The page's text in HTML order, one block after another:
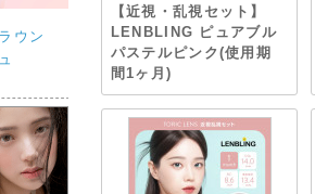
ウン
【近視・乱視セット】
LENBLING ピュアブル
パステルピンク(使用期
間1ヶ月)